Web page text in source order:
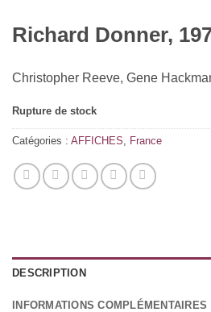
Richard Donner,
Christopher Reeve, Gene
Rupture de stock
Catégories : AFFICHES France
DESCRIPTION
INFORMATIONS COMPLÉMENTAIRES